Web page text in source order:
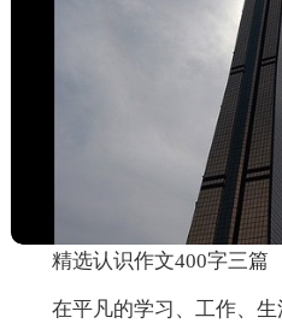
精选认识作文400字三篇
在平凡的学习、工作、